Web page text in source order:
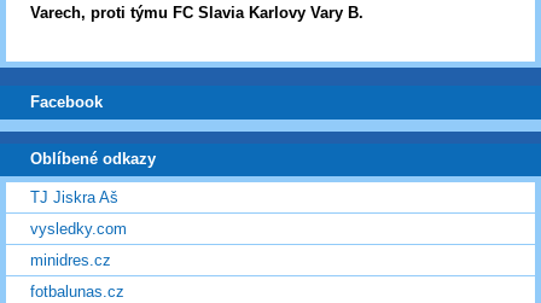
Varech, proti týmu FC Slavia Karlovy Vary B.
Facebook
Oblíbené odkazy
TJ Jiskra Aš
vysledky.com
minidres.cz
fotbalunas.cz